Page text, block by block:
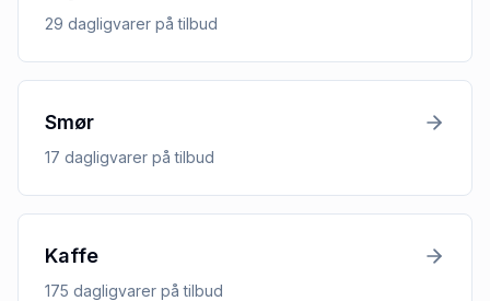
29 dagligvarer på tilbud
Smør
17 dagligvarer på tilbud
Kaffe
175 dagligvarer på tilbud